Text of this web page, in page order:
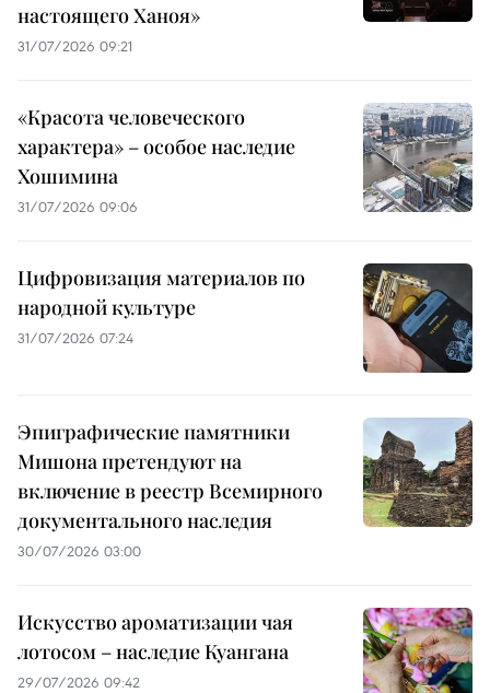
настоящего Ханоя»
31/07/2026 09:21
«Красота человеческого
характера» – особое наследие
Хошимина
31/07/2026 09:06
Цифровизация материалов по
народной культуре
31/07/2026 07:24
Эпиграфические памятники
Мишона претендуют на
включение в реестр Всемирного
документального наследия
30/07/2026 03:00
Искусство ароматизации чая
лотосом – наследие Куангана
29/07/2026 09:42